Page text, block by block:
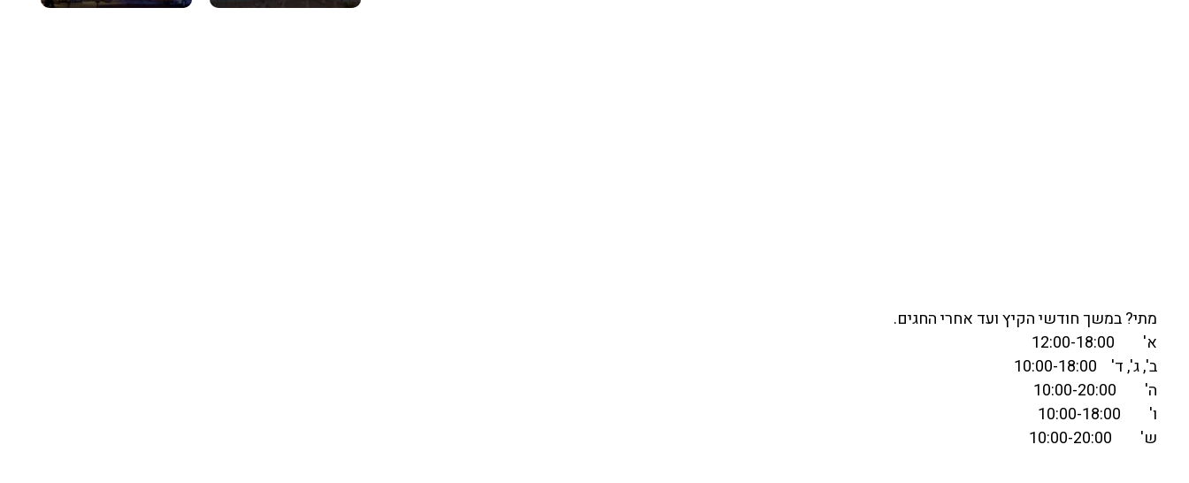
מתי? במשך חודשי הקיץ ועד אחרי החגים.
א' 12:00-18:00
ב', ג', ד' 10:00-18:00
ה' 10:00-20:00
ו' 10:00-18:00
ש' 10:00-20:00